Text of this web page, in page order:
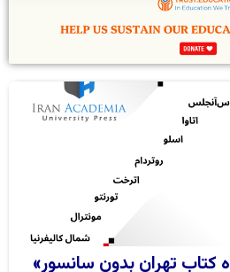
کتاب تهران بدون سانسور»